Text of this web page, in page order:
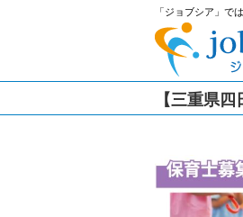
「ジョブシア」で
【三重県